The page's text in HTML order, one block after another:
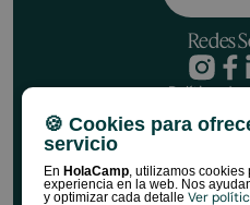
¡Haz tu reserva!
Fechas
Redes
Política de
Aviso
Política
Normativa de
🍪 Cookies para
servicio
En HolaCamp, utilizamos cookies
experiencia en la web. Nos
y optimizar cada detalle Ver